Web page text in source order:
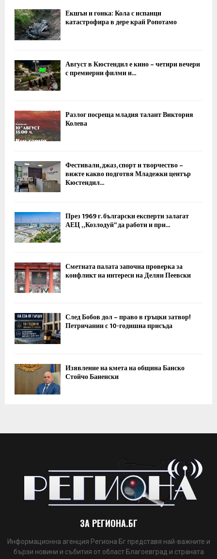
Екшън и гонка: Кола с испанци
катастрофира в дере край Ропотамо
Август в Кюстендил е кино – четири вечери
с премиерни филми и...
Разлог посреща младия талант Виктория
Колева
Фестивали, джаз, спорт и творчество –
вижте какво подготвя Младежки център
Кюстендил...
През 1969 г. български експерти залагат
АЕЦ „Козлодуй“ да работи и при...
Сметната палата започна проверка за
конфликт на интереси на Делян Пеевски
След Бобов дол – право в гръцки затвор!
Петричанин с 10-годишна присъда
Изявление на кмета на община Банско
Стойчо Баненски
ЗА РЕГИОНА.БГ
Информационна агенция Региона Бг представя най-важните и
бързи новини и събития от област Благоевград и страната